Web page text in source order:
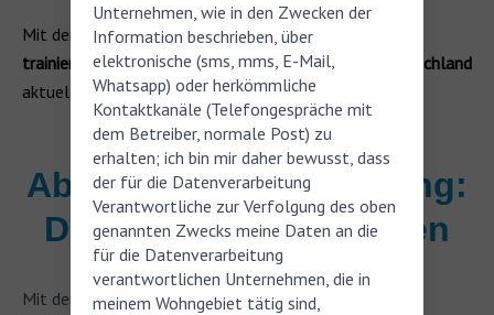
Mit den richtigen Toolskannst du deinGehör gezielt
trainieren . Hier sind einige derbesten Apps, die in
Deutschland
aktuell verfügbar sind:
Absolutes Gehör training:
Die Apps zum trainieren
Mit den richtigen Toolskannst du deinGehör gezielt
Unternehmen, wie in den Zwecken der
Information beschrieben, über
elektronische (sms, mms, E-Mail,
Whatsapp) oder herkömmliche
Kontaktkanäle (Telefongespräche mit
dem Betreiber, normale Post) zu
erhalten; ich bin mir daher bewusst, dass
der für die Datenverarbeitung
Verantwortliche zur Verfolgung des oben
genannten Zwecks meine Daten an die
für die Datenverarbeitung
verantwortlichen Unternehmen, die in
meinem Wohngebiet tätig sind,